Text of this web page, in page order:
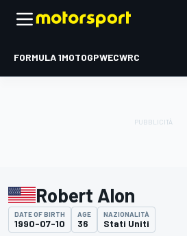
FORMULA 1MOTOGPWECWRC
Robert Alon
DATE OF BIRTH
1990-07-10
AGE
36
NAZIONALITÀ
Stati Uniti